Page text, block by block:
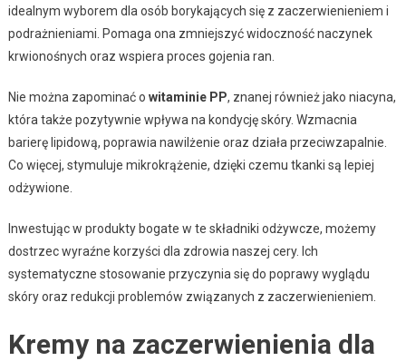
idealnym wyborem dla osób borykających się z zaczerwienieniem i
podrażnieniami. Pomaga ona zmniejszyć widoczność naczynek
krwionośnych oraz wspiera proces gojenia ran.
Nie można zapominać o witaminie PP, znanej również jako niacyna,
która także pozytywnie wpływa na kondycję skóry. Wzmacnia
barierę lipidową, poprawia nawilżenie oraz działa przeciwzapalnie.
Co więcej, stymuluje mikrokrążenie, dzięki czemu tkanki są lepiej
odżywione.
Inwestując w produkty bogate w te składniki odżywcze, możemy
dostrzec wyraźne korzyści dla zdrowia naszej cery. Ich
systematyczne stosowanie przyczynia się do poprawy wyglądu
skóry oraz redukcji problemów związanych z zaczerwienieniem.
Kremy na zaczerwienienia dla